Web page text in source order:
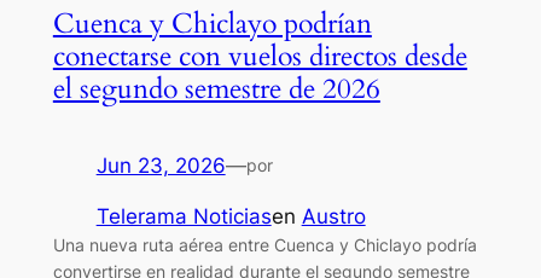
Cuenca y Chiclayo podrían
conectarse con vuelos directos desde
el segundo semestre de 2026
Jun 23, 2026—por
Telerama Noticiasen Austro
Una nueva ruta aérea entre Cuenca y Chiclayo podría
convertirse en realidad durante el segundo semestre